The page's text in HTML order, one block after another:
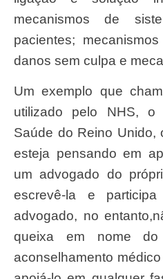
mecanismos de
pacientes;
danos sem culpa e
Um exemplo que chamou a atenção foi um
utilizado pelo NHS, o
Saúde do Reino Unido,
esteja pensando em
um advogado do
escrevê-la e
advogado, no
queixa em nome
aconselhamento